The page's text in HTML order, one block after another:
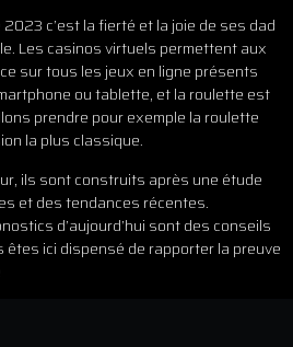
c’est la fierté et la joie de ses dad
Les casinos virtuels permettent aux
sur tous les jeux en ligne présents
ou tablette, et la roulette est
prendre pour exemple la roulette
la plus classique.
ils sont construits après une étude
et des tendances récentes.
d’aujourd’hui sont des conseils
ici dispensé de rapporter la preuve